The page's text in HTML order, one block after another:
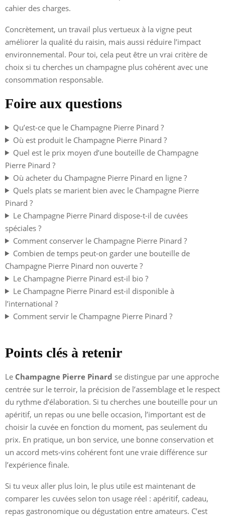
cahier des charges.
Concrètement, un travail plus vertueux à la vigne peut
améliorer la qualité du raisin, mais aussi réduire l’impact
environnemental. Pour toi, cela peut être un vrai critère de
choix si tu cherches un champagne plus cohérent avec une
consommation responsable.
Foire aux questions
Qu’est-ce que le Champagne Pierre Pinard ?
Où est produit le Champagne Pierre Pinard ?
Quel est le prix moyen d’une bouteille de Champagne
Pierre Pinard ?
Où acheter du Champagne Pierre Pinard en ligne ?
Quels plats se marient bien avec le Champagne Pierre
Pinard ?
Le Champagne Pierre Pinard dispose-t-il de cuvées
spéciales ?
Comment conserver le Champagne Pierre Pinard ?
Combien de temps peut-on garder une bouteille de
Champagne Pierre Pinard non ouverte ?
Le Champagne Pierre Pinard est-il bio ?
Le Champagne Pierre Pinard est-il disponible à
l’international ?
Comment servir le Champagne Pierre Pinard ?
Points clés à retenir
Le Champagne Pierre Pinard se distingue par une approche
centrée sur le terroir, la précision de l’assemblage et le respect
du rythme d’élaboration. Si tu cherches une bouteille pour un
apéritif, un repas ou une belle occasion, l’important est de
choisir la cuvée en fonction du moment, pas seulement du
prix. En pratique, un bon service, une bonne conservation et
un accord mets-vins cohérent font une vraie différence sur
l’expérience finale.
Si tu veux aller plus loin, le plus utile est maintenant de
comparer les cuvées selon ton usage réel : apéritif, cadeau,
repas gastronomique ou dégustation entre amateurs. C’est